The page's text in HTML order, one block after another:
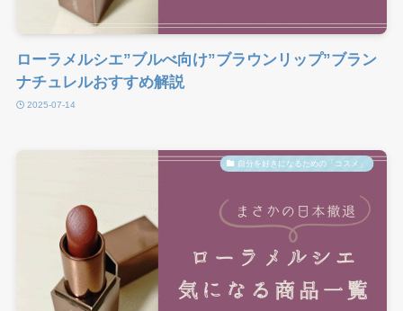
ローラメルシエ”ブルべ向け”ブラウンリップ”ブラン
ナチュレルおすすめ解説
2025-07-14
自分を好きになるための「コスメ」